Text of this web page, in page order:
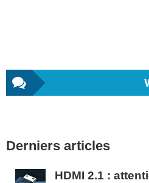
latérale
Derniers articles
HDMI 2.1 :